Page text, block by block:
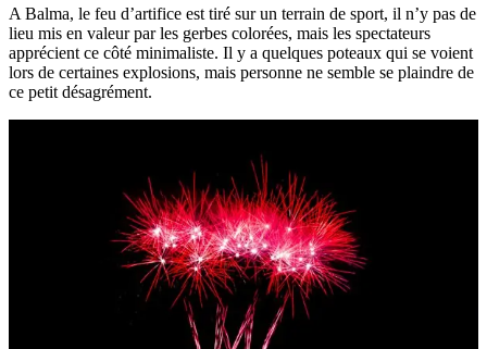
A Balma, le feu d’artifice est tiré sur un terrain de sport, il n’y pas de
lieu mis en valeur par les gerbes colorées, mais les spectateurs
apprécient ce côté minimaliste. Il y a quelques poteaux qui se voient
lors de certaines explosions, mais personne ne semble se plaindre de
ce petit désagrément.